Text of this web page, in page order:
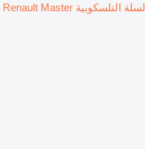
رافعة السلة التلسكوبية Renault Master